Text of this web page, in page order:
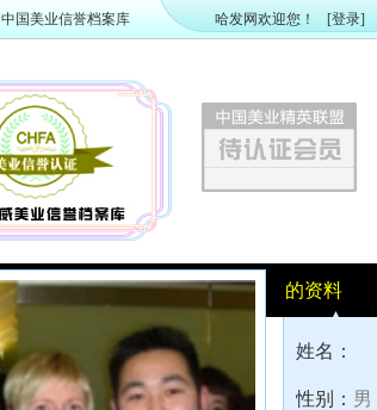
中国美业信誉档案库 哈发网欢迎您！ [登录]
的资料
姓名：
性别： 男